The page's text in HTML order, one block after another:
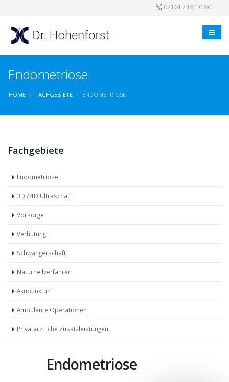
02161 / 18 10 80
Endometriose
HOME FACHGEBIETE ENDOMETRIOSE
Fachgebiete
Endometriose
3D / 4D Ultraschall
Vorsorge
Verhütung
Schwangerschaft
Naturheilverfahren
Akupunktur
Ambulante Operationen
Privatärztliche Zusatzleistungen
Endometriose